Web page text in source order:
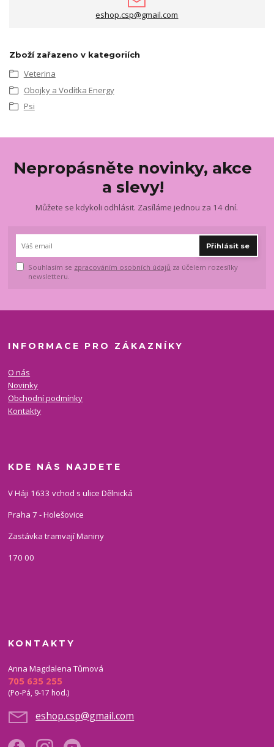
eshop.csp@gmail.com
Zboží zařazeno v kategoriích
Veterina
Obojky a Vodítka Energy
Psi
Nepropásněte novinky, akce
a slevy!
Můžete se kdykoli odhlásit. Zasíláme jednou za 14 dní.
Přihlásit se
Souhlasím se zpracováním osobních údajů za účelem rozesílky
newsletteru.
INFORMACE PRO ZÁKAZNÍKY
O nás
Novinky
Obchodní podmínky
Kontakty
KDE NÁS NAJDETE
V Háji 1633 vchod s ulice Dělnická
Praha 7 - Holešovice
Zastávka tramvají Maniny
170 00
KONTAKTY
Anna Magdalena Tůmová
705 635 255
(Po-Pá, 9-17 hod.)
eshop.csp@gmail.com